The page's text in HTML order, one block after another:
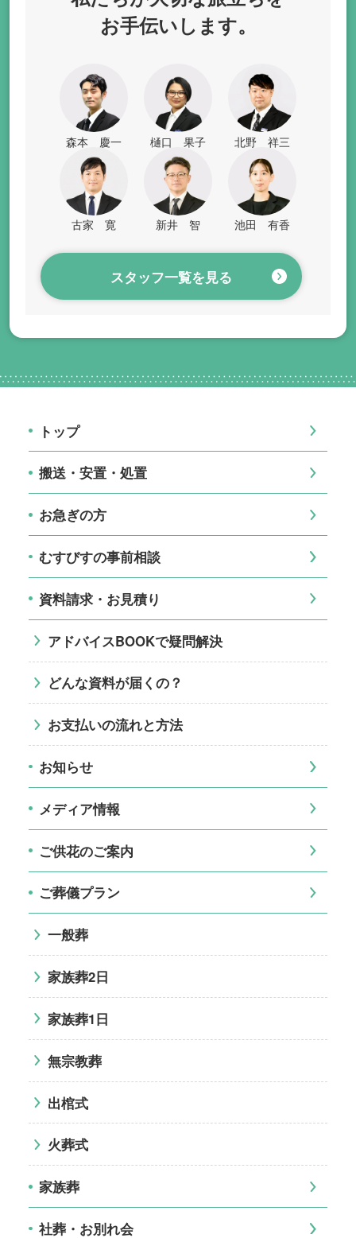
お手伝いします。
森本 慶一 樋口 果子 北野 祥三
古家 寛 新井 智 池田 有香
スタッフ一覧を見る
トップ
搬送・安置・処置
お急ぎの方
むすびすの事前相談
資料請求・お見積り
アドバイスBOOKで疑問解決
どんな資料が届くの？
お支払いの流れと方法
お知らせ
メディア情報
ご供花のご案内
ご葬儀プラン
一般葬
家族葬2日
家族葬1日
無宗教葬
出棺式
火葬式
家族葬
社葬・お別れ会